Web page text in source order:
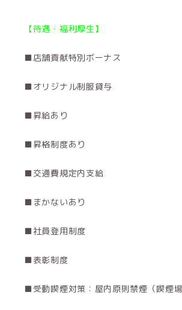
【待遇・福利厚生】
■店舗貢献特別ボーナス
■オリジナル制服貸与
■昇給あり
■昇格制度あり
■交通費規定内支給
■まかないあり
■社員登用制度
■表彰制度
■受動喫煙対策：屋内原則禁煙（喫煙場